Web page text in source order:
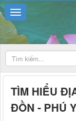
TÌM HIỂU
ĐỒN - PHÚ